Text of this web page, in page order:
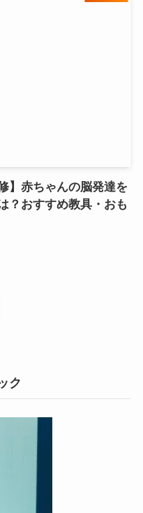
】赤ちゃんの脳発達を
？おすすめ教具・おも
ク